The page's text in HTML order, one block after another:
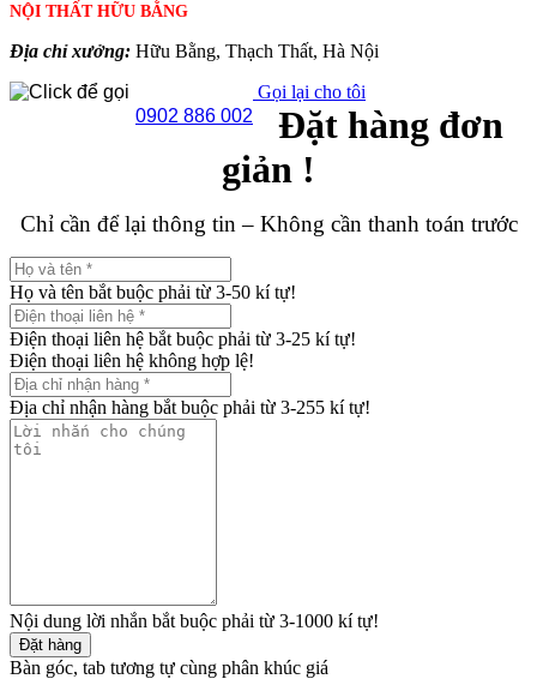
NỘI THẤT HỮU BẰNG
Địa chỉ xưởng: Hữu Bằng, Thạch Thất, Hà Nội
0902 886 002
Gọi lại cho tôi
Đặt hàng đơn
giản !
Chỉ cần để lại thông tin – Không cần thanh toán trước
Họ và tên bắt buộc phải từ 3-50 kí tự!
Điện thoại liên hệ bắt buộc phải từ 3-25 kí tự!
Điện thoại liên hệ không hợp lệ!
Địa chỉ nhận hàng bắt buộc phải từ 3-255 kí tự!
Nội dung lời nhắn bắt buộc phải từ 3-1000 kí tự!
Đặt hàng
Bàn góc, tab tương tự cùng phân khúc giá